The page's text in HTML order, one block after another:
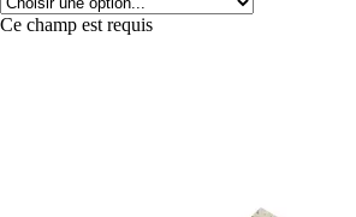
Ce champ est requis